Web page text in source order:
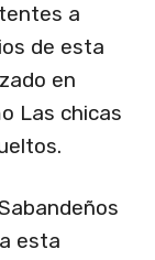
a
de esta
en
Las chicas
esta